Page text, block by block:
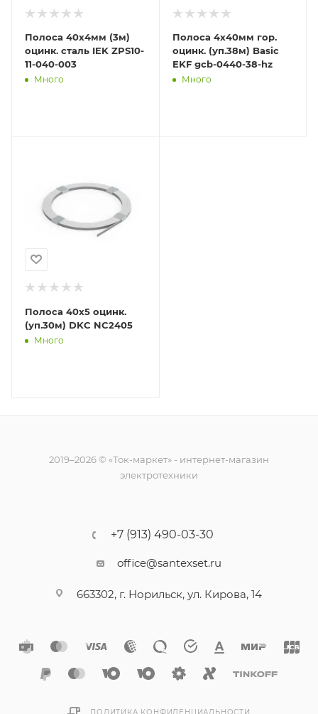
Полоса 40х4мм (3м)
оцинк. сталь IEK ZPS10-
11-040-003
Много
Полоса 4х40мм гор.
оцинк. (уп.38м) Basic
EKF gcb-0440-38-hz
Много
Полоса 40х5 оцинк.
(уп.30м) DKC NC2405
Много
2019–2026 © «Ток-маркет» - интернет-магазин
электротехники
+7 (913) 490-03-30
office@santexset.ru
663302, г. Норильск, ул. Кирова, 14